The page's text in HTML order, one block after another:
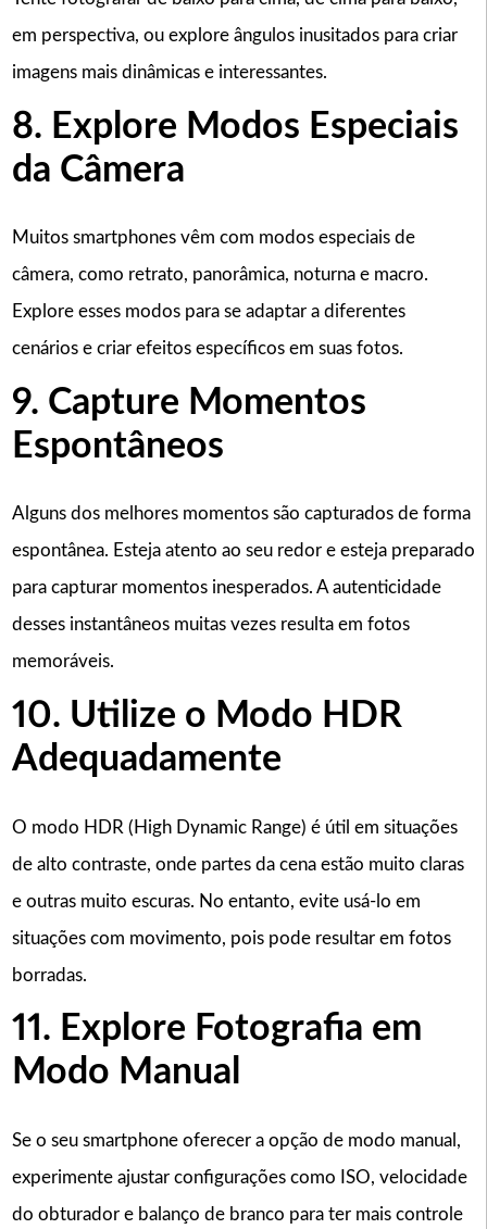
em perspectiva, ou explore ângulos inusitados para criar
imagens mais dinâmicas e interessantes.
8. Explore Modos Especiais
da Câmera
Muitos smartphones vêm com modos especiais de
câmera, como retrato, panorâmica, noturna e macro.
Explore esses modos para se adaptar a diferentes
cenários e criar efeitos específicos em suas fotos.
9. Capture Momentos
Espontâneos
Alguns dos melhores momentos são capturados de forma
espontânea. Esteja atento ao seu redor e esteja preparado
para capturar momentos inesperados. A autenticidade
desses instantâneos muitas vezes resulta em fotos
memoráveis.
10. Utilize o Modo HDR
Adequadamente
O modo HDR (High Dynamic Range) é útil em situações
de alto contraste, onde partes da cena estão muito claras
e outras muito escuras. No entanto, evite usá-lo em
situações com movimento, pois pode resultar em fotos
borradas.
11. Explore Fotografia em
Modo Manual
Se o seu smartphone oferecer a opção de modo manual,
experimente ajustar configurações como ISO, velocidade
do obturador e balanço de branco para ter mais controle